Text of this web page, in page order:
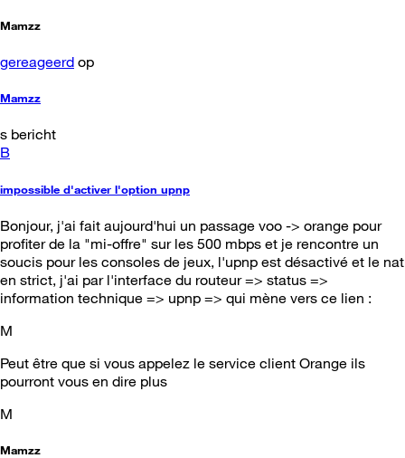
Mamzz
gereageerd op
Mamzz
s bericht
B
impossible d'activer l'option upnp
Bonjour, j'ai fait aujourd'hui un passage voo -> orange pour
profiter de la "mi-offre" sur les 500 mbps et je rencontre un
soucis pour les consoles de jeux, l'upnp est désactivé et le nat
en strict, j'ai par l'interface du routeur => status =>
information technique => upnp => qui mène vers ce lien :
M
Peut être que si vous appelez le service client Orange ils
pourront vous en dire plus
M
Mamzz